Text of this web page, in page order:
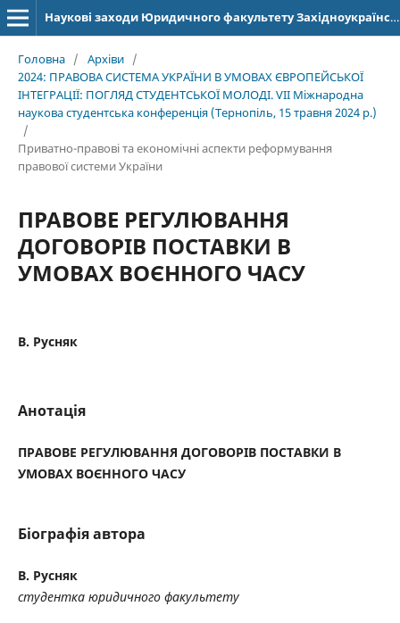
Наукові заходи Юридичного факультету Західноукраїнського національного університету
Головна / Архіви /
2024: ПРАВОВА СИСТЕМА УКРАЇНИ В УМОВАХ ЄВРОПЕЙСЬКОЇ
ІНТЕГРАЦІЇ: ПОГЛЯД СТУДЕНТСЬКОЇ МОЛОДІ. VІІ Міжнародна
наукова студентська конференція (Тернопіль, 15 травня 2024 р.)
/
Приватно-правові та економічні аспекти реформування
правової системи України
ПРАВОВЕ РЕГУЛЮВАННЯ
ДОГОВОРІВ ПОСТАВКИ В
УМОВАХ ВОЄННОГО ЧАСУ
В. Русняк
Анотація
ПРАВОВЕ РЕГУЛЮВАННЯ ДОГОВОРІВ ПОСТАВКИ В
УМОВАХ ВОЄННОГО ЧАСУ
Біографія автора
В. Русняк
студенткаюридичного факультету